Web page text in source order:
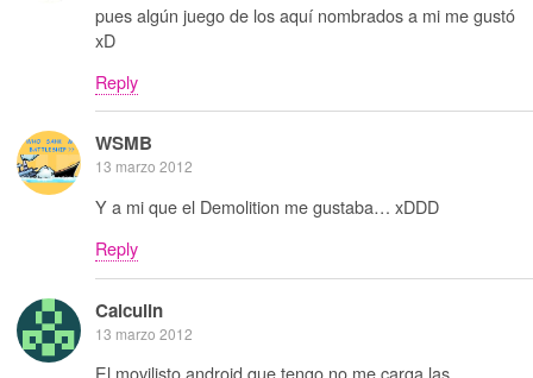
pues algún juego de los aquí nombrados a mi me gustó
xD
Reply
WSMB
13 marzo 2012
Y a mi que el Demolition me gustaba… xDDD
Reply
Calculin
13 marzo 2012
El movilisto android que tengo no me carga las